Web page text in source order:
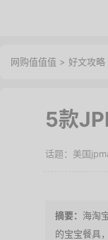
网购值值值 > 好文攻略
5款
美国
海淘
的宝宝餐具